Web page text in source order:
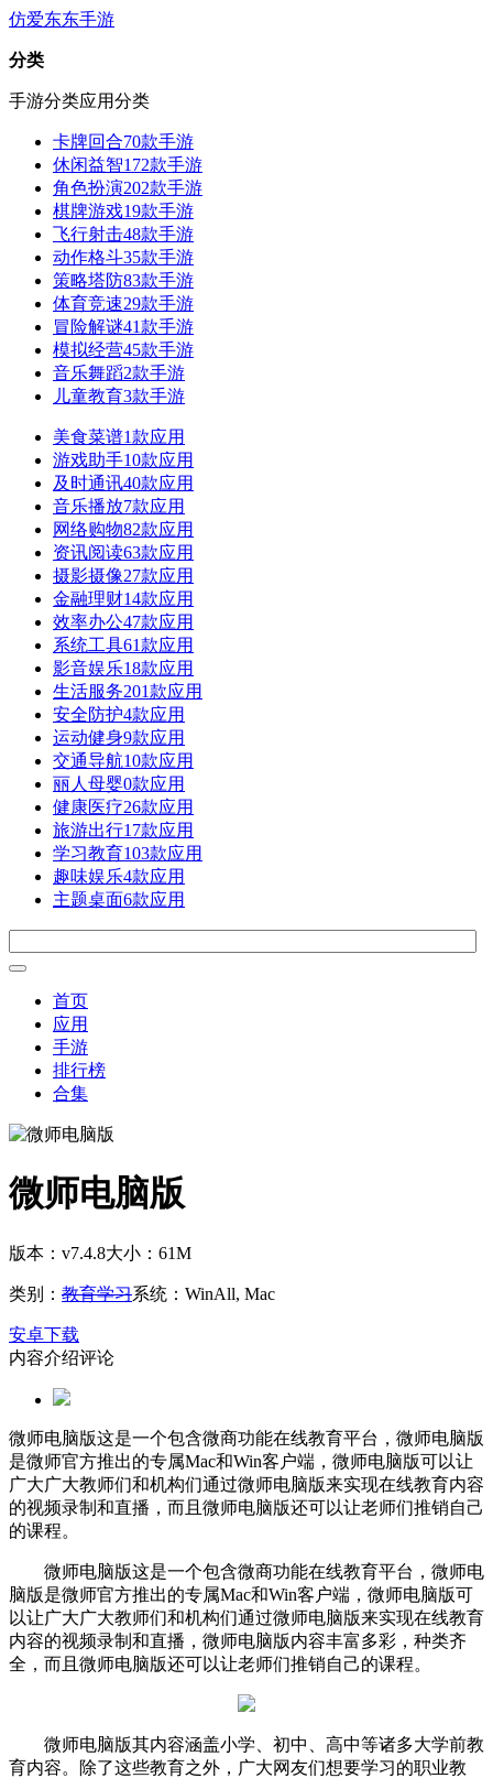
仿爱东东手游
分类
手游分类应用分类
卡牌回合70款手游
休闲益智172款手游
角色扮演202款手游
棋牌游戏19款手游
飞行射击48款手游
动作格斗35款手游
策略塔防83款手游
体育竞速29款手游
冒险解谜41款手游
模拟经营45款手游
音乐舞蹈2款手游
儿童教育3款手游
美食菜谱1款应用
游戏助手10款应用
及时通讯40款应用
音乐播放7款应用
网络购物82款应用
资讯阅读63款应用
摄影摄像27款应用
金融理财14款应用
效率办公47款应用
系统工具61款应用
影音娱乐18款应用
生活服务201款应用
安全防护4款应用
运动健身9款应用
交通导航10款应用
丽人母婴0款应用
健康医疗26款应用
旅游出行17款应用
学习教育103款应用
趣味娱乐4款应用
主题桌面6款应用
首页
应用
手游
排行榜
合集
微师电脑版
版本：v7.4.8大小：61M
类别： 教育学习系统：WinAll, Mac
安卓下载
内容介绍评论
微师电脑版这是一个包含微商功能在线教育平台，微师电脑版
是微师官方推出的专属Mac和Win客户端，微师电脑版可以让
广大广大教师们和机构们通过微师电脑版来实现在线教育内容
的视频录制和直播，而且微师电脑版还可以让老师们推销自己
的课程。
微师电脑版这是一个包含微商功能在线教育平台，微师电
脑版是微师官方推出的专属Mac和Win客户端，微师电脑版可
以让广大广大教师们和机构们通过微师电脑版来实现在线教育
内容的视频录制和直播，微师电脑版内容丰富多彩，种类齐
全，而且微师电脑版还可以让老师们推销自己的课程。
微师电脑版其内容涵盖小学、初中、高中等诸多大学前教
育内容。除了这些教育之外，广大网友们想要学习的职业教